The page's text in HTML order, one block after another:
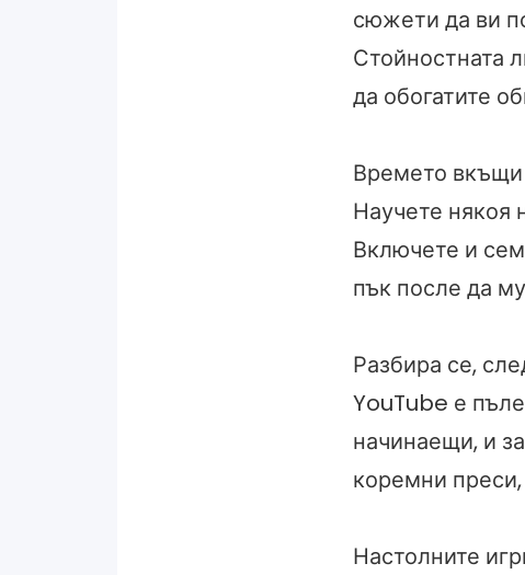
сюжети да ви
Стойностната
да обогатите
Времето вкъщи
Научете някоя
Включете и
пък после да
Разбира се,
YouTube е
начинаещи, и
коремни преси,
Настолните